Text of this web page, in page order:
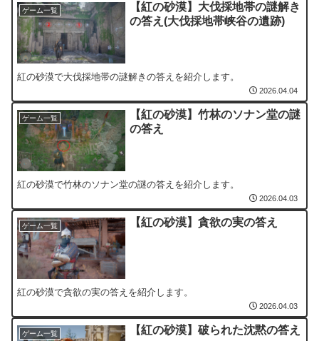
ゲーム一覧
【紅の砂漠】大伐採地帯の謎解き
の答え(大伐採地帯峡谷の遺跡)
紅の砂漠で大伐採地帯の謎解きの答えを紹介します。
2026.04.04
ゲーム一覧
【紅の砂漠】竹林のソナン堂の謎
の答え
紅の砂漠で竹林のソナン堂の謎の答えを紹介します。
2026.04.03
ゲーム一覧 【紅の砂漠】貪欲の実の答え
紅の砂漠で貪欲の実の答えを紹介します。
2026.04.03
ゲーム一覧 【紅の砂漠】破られた沈黙の答え